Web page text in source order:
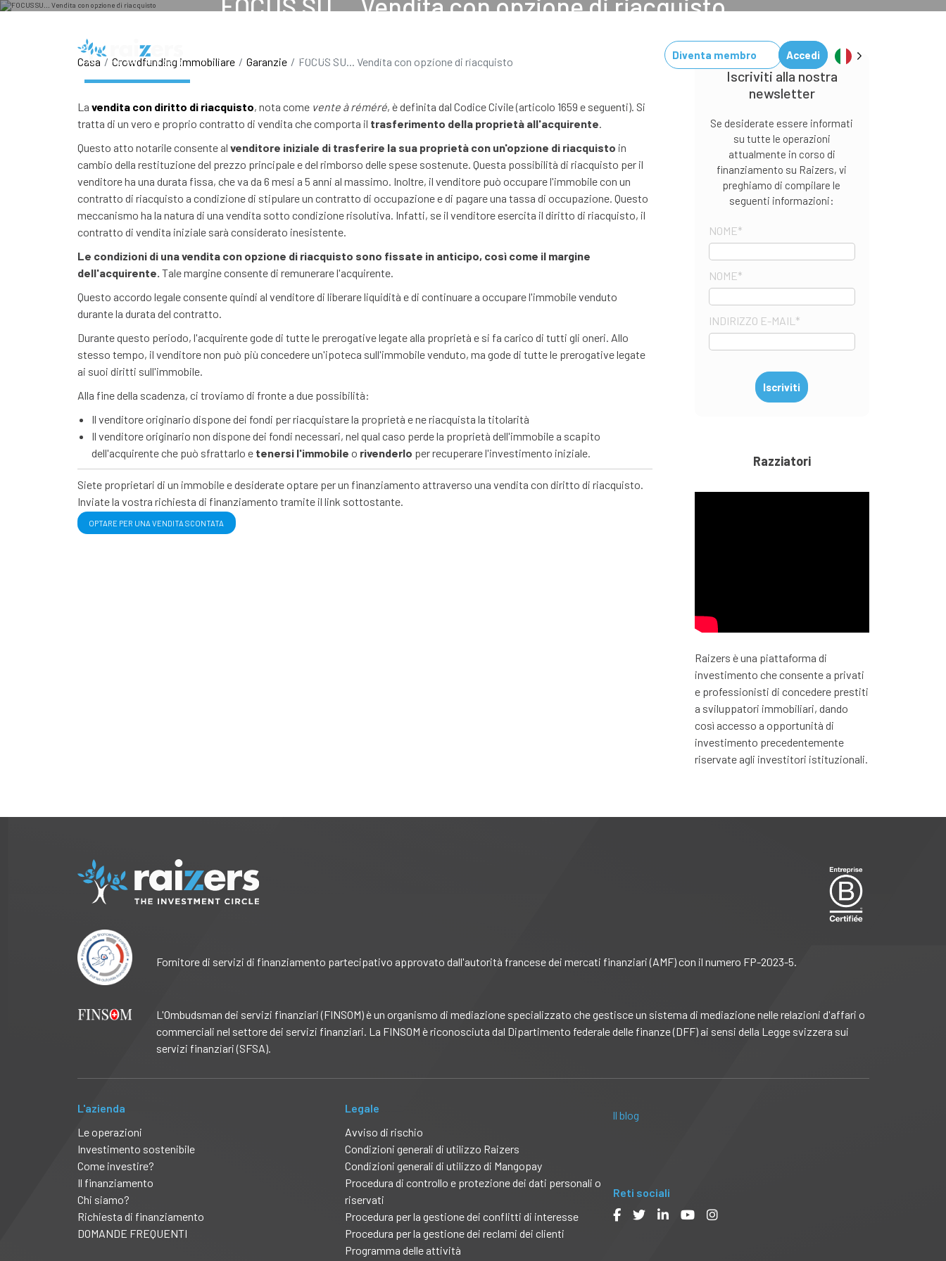
Diventa membro Accedi
Casa Crowdfunding immobiliare Garanzie FOCUS SU... Vendita con opzione di riacquisto
La vendita con diritto di riacquisto, nota come vente à réméré, è definita dal Codice Civile (articolo 1659 e seguenti). Si
tratta di un vero e proprio contratto di vendita che comporta il trasferimento della proprietà all'acquirente.
Questo atto notarile consente al venditore iniziale di trasferire la sua proprietà con un'opzione di riacquisto in
cambio della restituzione del prezzo principale e del rimborso delle spese sostenute. Questa possibilità di riacquisto per il
venditore ha una durata fissa, che va da 6 mesi a 5 anni al massimo. Inoltre, il venditore può occupare l'immobile con un
contratto di riacquisto a condizione di stipulare un contratto di occupazione e di pagare una tassa di occupazione. Questo
meccanismo ha la natura di una vendita sotto condizione risolutiva. Infatti, se il venditore esercita il diritto di riacquisto, il
contratto di vendita iniziale sarà considerato inesistente.
Le condizioni di una vendita con opzione di riacquisto sono fissate in anticipo, così come il margine
dell'acquirente. Tale margine consente di remunerare l'acquirente.
Questo accordo legale consente quindi al venditore di liberare liquidità e di continuare a occupare l'immobile venduto
durante la durata del contratto.
Durante questo periodo, l'acquirente gode di tutte le prerogative legate alla proprietà e si fa carico di tutti gli oneri. Allo
stesso tempo, il venditore non può più concedere un'ipoteca sull'immobile venduto, ma gode di tutte le prerogative legate
ai suoi diritti sull'immobile.
Alla fine della scadenza, ci troviamo di fronte a due possibilità:
Il venditore originario dispone dei fondi per riacquistare la proprietà e ne riacquista la titolarità
Il venditore originario non dispone dei fondi necessari, nel qual caso perde la proprietà dell'immobile a scapito
dell'acquirente che può sfrattarlo e tenersi l'immobile o rivenderlo per recuperare l'investimento iniziale.
Siete proprietari di un immobile e desiderate optare per un finanziamento attraverso una vendita con diritto di riacquisto.
Inviate la vostra richiesta di finanziamento tramite il link sottostante.
OPTARE PER UNA VENDITA SCONTATA
Iscriviti alla nostra
newsletter
Se desiderate essere informati
su tutte le operazioni
attualmente in corso di
finanziamento su Raizers, vi
preghiamo di compilare le
seguenti informazioni:
NOME*
NOME*
INDIRIZZO E-MAIL *
Razziatori
Raizers è una piattaforma di
investimento che consente a privati
e professionisti di concedere prestiti
a sviluppatori immobiliari, dando
così accesso a opportunità di
investimento precedentemente
riservate agli investitori istituzionali.
Fornitore di servizi di finanziamento partecipativo approvato dall'autorità francese dei mercati finanziari (AMF) con il numero FP-2023-5.
L'Ombudsman dei servizi finanziari (FINSOM) è un organismo di mediazione specializzato che gestisce un sistema di mediazione nelle relazioni d'affari o
commerciali nel settore dei servizi finanziari. La FINSOM è riconosciuta dal Dipartimento federale delle finanze (DFF) ai sensi della Legge svizzera sui
servizi finanziari (SFSA).
L'azienda
Le operazioni
Investimento sostenibile
Come investire?
Il finanziamento
Chi siamo?
Richiesta di finanziamento
DOMANDE FREQUENTI
Legale
Avviso di rischio
Condizioni generali di utilizzo Raizers
Condizioni generali di utilizzo di Mangopay
Procedura di controllo e protezione dei dati personali o
riservati
Procedura per la gestione dei conflitti di interesse
Procedura per la gestione dei reclami dei clienti
Programma delle attività
Il blog
Reti sociali